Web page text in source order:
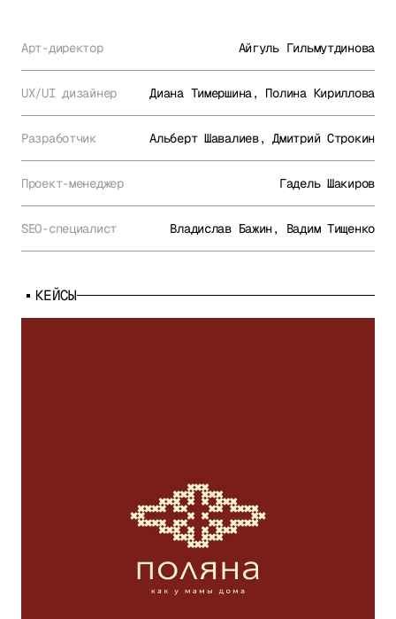
Арт-директор Айгуль Гильмутдинова
UX/UI дизайнер Диана Тимершина, Полина Кириллова
Разработчик Альберт Шавалиев, Дмитрий Строкин
Проект-менеджер Гадель Шакиров
SEO-специалист Владислав Бажин, Вадим Тищенко
КЕЙСЫ